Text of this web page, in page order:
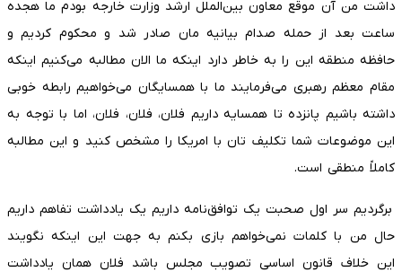
داشت من آن موقع معاون بین‌الملل ارشد وزارت خارجه بودم ما هجده
ساعت بعد از حمله صدام بیانیه مان صادر شد و محکوم کردیم و
حافظه منطقه این را به خاطر دارد اینکه ما الان مطالبه می‌کنیم اینکه
مقام معظم رهبری می‌فرمایند ما با همسایگان می‌خواهیم رابطه خوبی
داشته باشیم پانزده تا همسایه داریم فلان، فلان، فلان، اما با توجه به
این موضوعات شما تکلیف تان با امریکا را مشخص کنید و این مطالبه
کاملاً منطقی است.
برگردیم سر اول صحبت یک توافق‌نامه داریم یک یادداشت تفاهم داریم
حال من با کلمات نمی‌خواهم بازی بکنم به جهت این اینکه نگویند
این خلاف قانون اساسی تصویب مجلس باشد فلان همان یادداشت